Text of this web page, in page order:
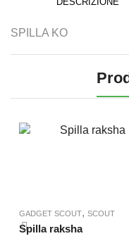
SPILLA KO
GADGET SCOUT, SCOUT
Spilla raksha